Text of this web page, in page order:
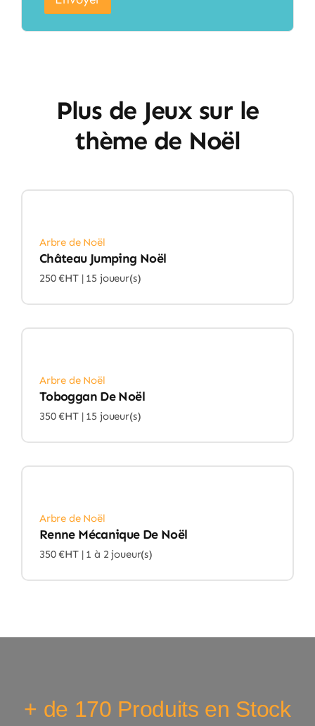
Plus de Jeux sur le
thème de Noël
Arbre de Noël
Château Jumping Noël
250 €HT | 15 joueur(s)
Arbre de Noël
Toboggan De Noël
350 €HT | 15 joueur(s)
Arbre de Noël
Renne Mécanique De Noël
350 €HT | 1 à 2 joueur(s)
+ de 170 Produits en Stock